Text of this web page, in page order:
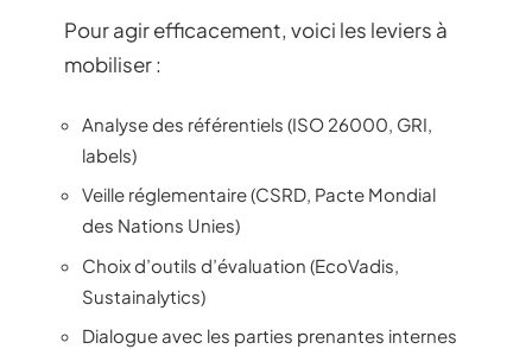
Pour agir efficacement, voici les leviers à
mobiliser :
Analyse des référentiels (ISO 26000, GRI,
labels)
Veille réglementaire (CSRD, Pacte Mondial
des Nations Unies)
Choix d’outils d’évaluation (EcoVadis,
Sustainalytics)
Dialogue avec les parties prenantes internes